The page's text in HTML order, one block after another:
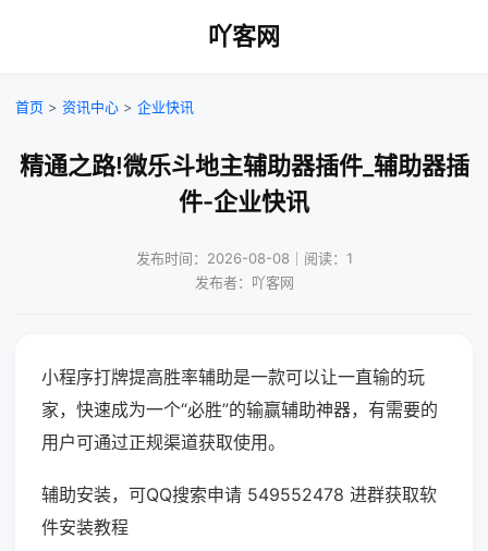
吖客网
首页 > 资讯中心 > 企业快讯
精通之路!微乐斗地主辅助器插件_辅助器插
件-企业快讯
发布时间：2026-08-08｜阅读：1
发布者：吖客网
小程序打牌提高胜率辅助是一款可以让一直输的玩
家，快速成为一个“必胜”的输赢辅助神器，有需要的
用户可通过正规渠道获取使用。
辅助安装，可QQ搜索申请 549552478 进群获取软
件安装教程